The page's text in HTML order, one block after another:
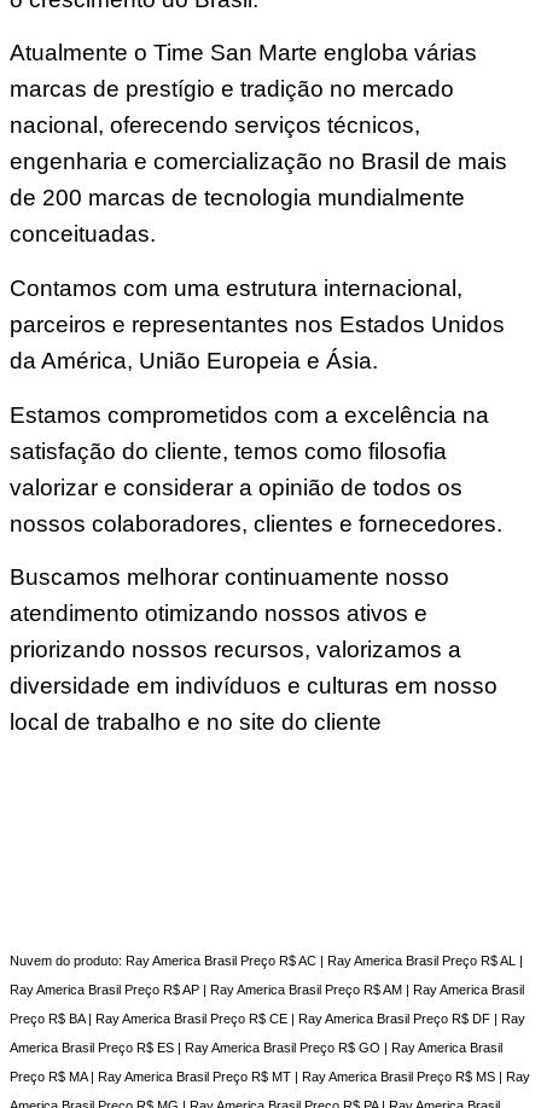
Atualmente o Time San Marte engloba várias
marcas de prestígio e tradição no mercado
nacional, oferecendo serviços técnicos,
engenharia e comercialização no Brasil de mais
de 200 marcas de tecnologia mundialmente
conceituadas.
Contamos com uma estrutura internacional,
parceiros e representantes nos Estados Unidos
da América, União Europeia e Ásia.
Estamos comprometidos com a excelência na
satisfação do cliente, temos como filosofia
valorizar e considerar a opinião de todos os
nossos colaboradores, clientes e fornecedores.
Buscamos melhorar continuamente nosso
atendimento otimizando nossos ativos e
priorizando nossos recursos, valorizamos a
diversidade em indivíduos e culturas em nosso
local de trabalho e no site do cliente
Nuvem do produto: Ray America Brasil Preço R$ AC | Ray America Brasil Preço R$ AL |
Ray America Brasil Preço R$ AP | Ray America Brasil Preço R$ AM | Ray America Brasil
Preço R$ BA | Ray America Brasil Preço R$ CE | Ray America Brasil Preço R$ DF | Ray
America Brasil Preço R$ ES | Ray America Brasil Preço R$ GO | Ray America Brasil
Preço R$ MA | Ray America Brasil Preço R$ MT | Ray America Brasil Preço R$ MS | Ray